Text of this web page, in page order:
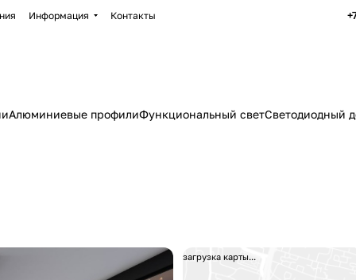
Информация Контакты
Алюминиевые профилиФункциональный светСветодиодный
загрузка карты...